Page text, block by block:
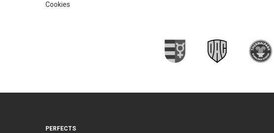
Cookies
PERFECTS